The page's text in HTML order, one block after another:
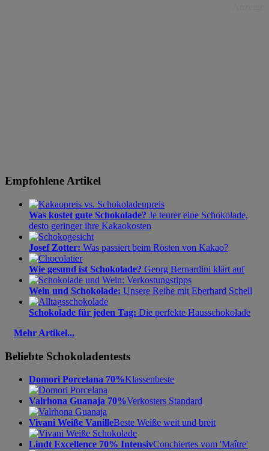
Empfohlene Artikel
Was kostet gute Schokolade? Je teurer eine Schokolade,
desto geringer ihre Kakaokosten
Josef Zotter: Was passiert beim Rösten von Kakao?
Wie gesund ist Schokolade? Georg Bernardini klärt auf
Wein und Schokolade: Unsere Reihe mit Eberhard Schell
Schokolade für jeden Tag: Die perfekte Hausschokolade
Mehr Artikel...
Beliebte Schokoladentests
Domori Porcelana 70%Klassenbeste
Valrhona Guanaja 70%Verkosters Standard
Vivani Weiße VanilleBeste Weiße weit und breit
Lindt Excellence 70% IntensivConchiertes vom 'Maître'